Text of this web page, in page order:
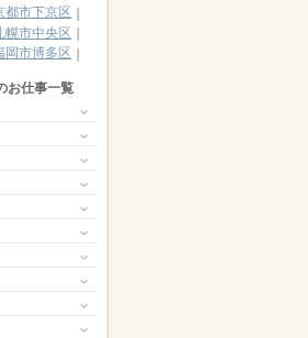
都市下京区
幌市中央区
岡市博多区
お仕事一覧